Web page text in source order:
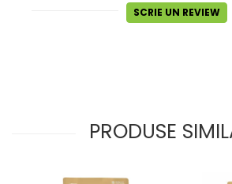
SCRIE UN REVIEW
PRODUSE